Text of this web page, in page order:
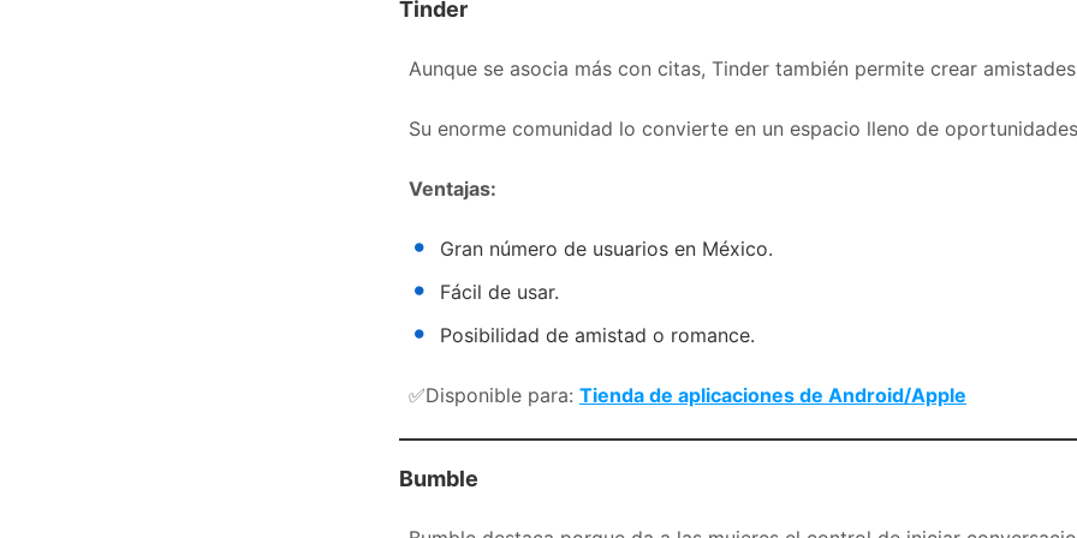
Tinder
Aunque se asocia más con citas, Tinder también permite crear
Su enorme comunidad lo convierte en un espacio lleno de
Ventajas:
Gran número de usuarios en México.
Fácil de usar.
Posibilidad de amistad o romance.
✅Disponible para: Tienda de aplicaciones de Android/Apple
Bumble